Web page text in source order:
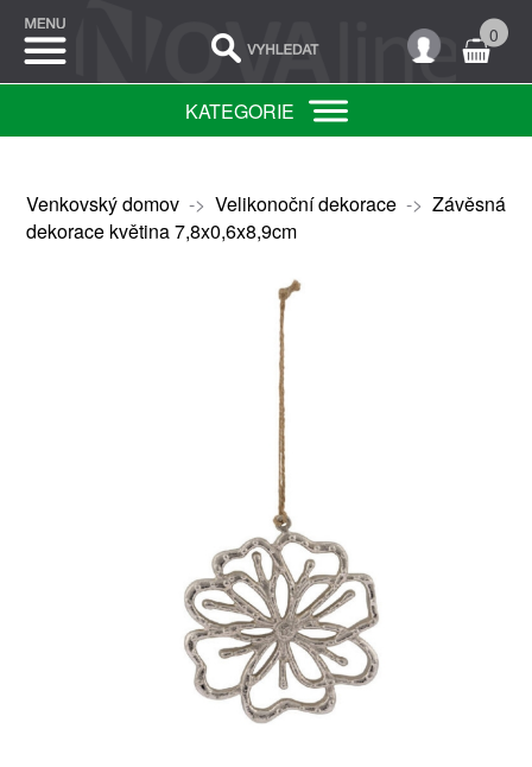
0
KATEGORIE
Venkovský domov-> Velikonoční dekorace-> Závěsná
dekorace květina 7,8x0,6x8,9cm